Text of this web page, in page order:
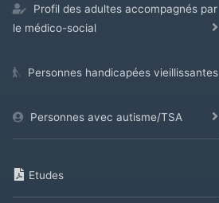
Profil des adultes accompagnés par
le médico-social
Personnes handicapées vieillissantes
Personnes avec autisme/TSA
Etudes